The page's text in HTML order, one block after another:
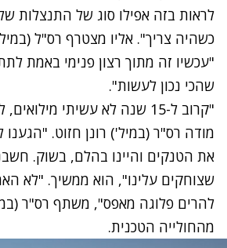
לראות בזה אפילו סוג של התנצלות
כשהיה צריך". אליו מצטרף רס"ל
"עכשיו זה מתוך רצון פנימי באמת
שהכי נכון לעשות".
"קרוב ל-15 שנה לא עשיתי
מודה רס"ר (במיל') רונן חזוט. "הגענו
את הטנקים והיינו בהלם, בשוק.
שצוחקים עלינו", הוא ממשיך. "לא
להרים פלוגה מאפס", משתף רס"ר
מהחולייה הטכנית.